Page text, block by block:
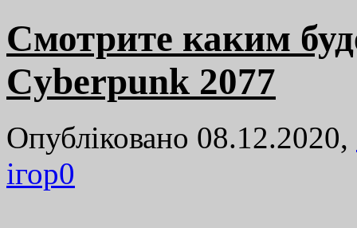
Смотрите каким
Cyberpunk 2077
Опубліковано 08.12.2020,
ігор0